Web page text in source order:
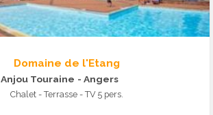
Domaine de l'Etang
Anjou Touraine - Angers
Chalet - Terrasse - TV 5 pers.